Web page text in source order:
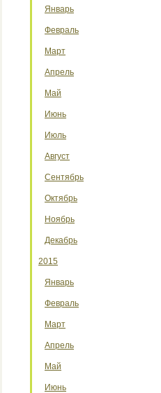
Январь
Февраль
Март
Апрель
Май
Июнь
Июль
Август
Сентябрь
Октябрь
Ноябрь
Декабрь
2015
Январь
Февраль
Март
Апрель
Май
Июнь